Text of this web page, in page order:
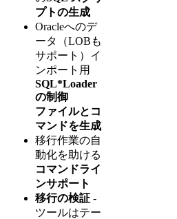
プトの生成
Oracleへのデ
ータ（LOBも
サポート）イ
ンポート用
SQL*Loader
の制御
ファイルとコ
マンドを生成
移行作業の自
動化を助ける
コマンドライ
ンサポート
移行の検証 -
ツールはテー